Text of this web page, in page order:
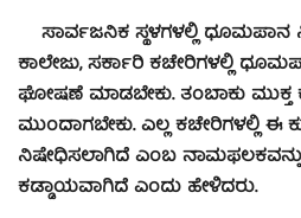
ಸಾರ್ವಜನಿಕ ಸ್ಥಳಗಳಲ್ಲಿ ಧೂಮಪಾನ
ಕಾಲೇಜು, ಸರ್ಕಾರಿ ಕಚೇರಿಗಳಲ್ಲಿ
ಘೋಷಣೆ ಮಾಡಬೇಕು. ತಂಬಾಕು ಮುಕ್ತ
ಮುಂದಾಗಬೇಕು. ಎಲ್ಲ ಕಚೇರಿಗಳಲ್ಲಿ
ನಿಷೇಧಿಸಲಾಗಿದೆ ಎಂಬ ನಾಮಫಲಕವನ್ನು
ಕಡ್ಡಾಯವಾಗಿದೆ ಎಂದು ಹೇಳಿದರು.